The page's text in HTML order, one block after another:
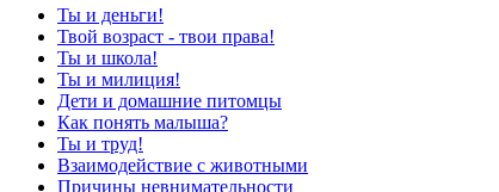
Ты и деньги!
Твой возраст - твои права!
Ты и школа!
Ты и милиция!
Дети и домашние питомцы
Как понять малыша?
Ты и труд!
Взаимодействие с животными
Причины невнимательности